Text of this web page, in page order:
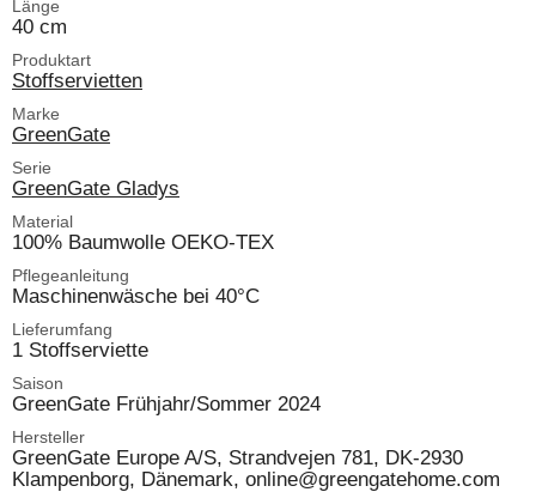
Länge
40 cm
Produktart
Stoffservietten
Marke
GreenGate
Serie
GreenGate Gladys
Material
100% Baumwolle OEKO-TEX
Pflegeanleitung
Maschinenwäsche bei 40°C
Lieferumfang
1 Stoffserviette
Saison
GreenGate Frühjahr/Sommer 2024
Hersteller
GreenGate Europe A/S, Strandvejen 781, DK-2930
Klampenborg, Dänemark, online@greengatehome.com